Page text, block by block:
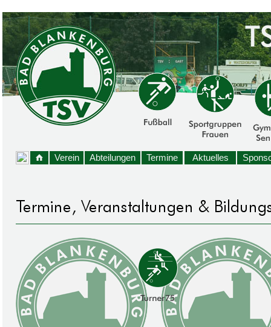
Verein Abteilungen Termine Aktuelles